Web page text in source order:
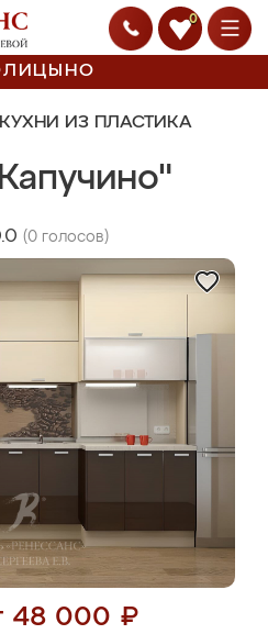
0
КУХНИ ИЗ ПЛАСТИКА
(0 голосов)
48 000 ₽